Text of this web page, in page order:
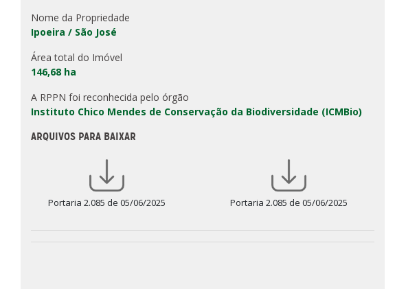
Nome da Propriedade
Ipoeira / São José
Área total do Imóvel
146,68 ha
A RPPN foi reconhecida pelo órgão
Instituto Chico Mendes de Conservação da Biodiversidade (ICMBio)
ARQUIVOS PARA BAIXAR
Portaria 2.085 de 05/06/2025 Portaria 2.085 de 05/06/2025